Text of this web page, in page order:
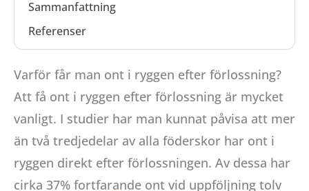
Sammanfattning
Referenser
Varför får man ont i ryggen efter förlossning?
Att få ont i ryggen efter förlossning är mycket
vanligt. I studier har man kunnat påvisa att mer
än två tredjedelar av alla föderskor har ont i
ryggen direkt efter förlossningen. Av dessa har
cirka 37% fortfarande ont vid uppföljning tolv